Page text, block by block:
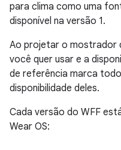
para clima como uma
disponível na versão 1.
Ao projetar o mostrador
você quer usar e a
de referência marca
disponibilidade deles.
Cada versão do WFF
Wear OS: